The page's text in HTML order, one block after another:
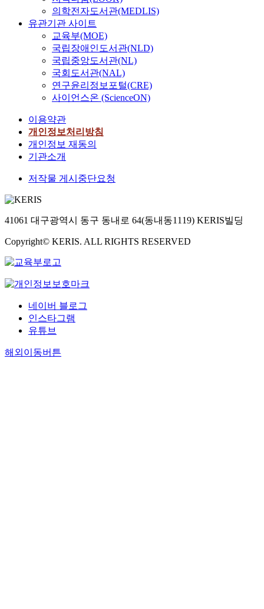
의학전자도서관(MEDLIS)
유관기관 사이트
교육부(MOE)
국립장애인도서관(NLD)
국립중앙도서관(NL)
국회도서관(NAL)
연구윤리정보포털(CRE)
사이언스온 (ScienceON)
이용약관
개인정보처리방침
개인정보 재동의
기관소개
저작물 게시중단요청
41061 대구광역시 동구 동내로 64(동내동1119) KERIS빌딩
Copyright© KERIS. ALL RIGHTS RESERVED
네이버 블로그
인스타그램
유튜브
해외이동버튼